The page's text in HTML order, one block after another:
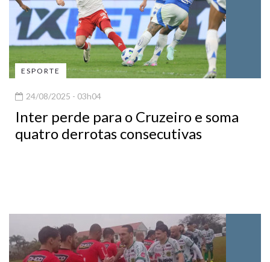
ESPORTE
24/08/2025 - 03h04
Inter perde para o Cruzeiro e soma
quatro derrotas consecutivas